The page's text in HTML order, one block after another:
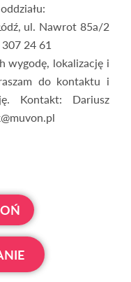
ul. Nawrot 85a/2
24 61
wygodę, lokalizację i
do kontaktu i
Kontakt: Dariusz